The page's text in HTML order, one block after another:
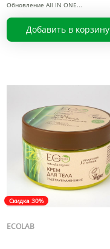
Обновление All IN ONE
Добавить в корзину
Скидка 30%
ECOLAB